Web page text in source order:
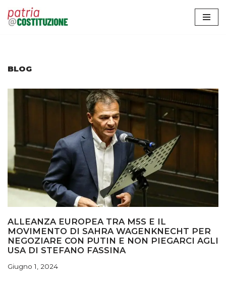
Vai
BLOG
ALLEANZA EUROPEA TRA M5S E IL
MOVIMENTO DI SAHRA WAGENKNECHT PER
NEGOZIARE CON PUTIN E NON PIEGARCI AGLI
USA DI STEFANO FASSINA
Giugno 1, 2024